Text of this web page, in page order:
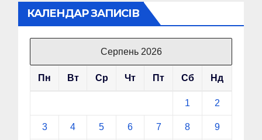
КАЛЕНДАР ЗАПИСІВ
Серпень 2026
Пн Вт Ср Чт Пт Сб Нд
1 2
3 4 5 6 7 8 9